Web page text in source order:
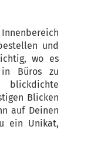
und
wo es
Büros zu
Blicken
auf Deinen
ein Unikat,